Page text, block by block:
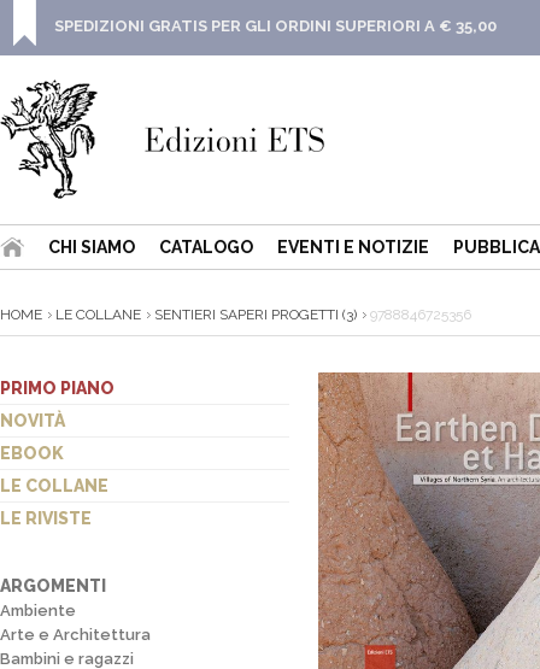
SPEDIZIONI GRATIS PER GLI ORDINI SUPERIORI A € 35,00
CHI SIAMO CATALOGO EVENTI E NOTIZIE
HOME LE COLLANE SENTIERI SAPERI PROGETTI (3) 9788846725356
PRIMO PIANO
NOVITÀ
EBOOK
LE COLLANE
LE RIVISTE
ARGOMENTI
Ambiente
Arte e Architettura
Bambini e ragazzi